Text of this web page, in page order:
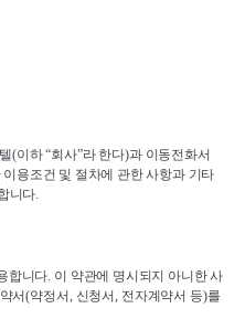
(이하 “회사”라 한다)과 이동전화서
이용조건 및 절차에 관한 사항과 기타
니다.
합니다. 이 약관에 명시되지 아니한 사
서(약정서, 신청서, 전자계약서 등)를